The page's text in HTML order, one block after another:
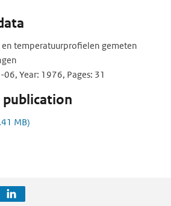
en temperatuurprofielen gemeten
Year: 1976, Pages: 31
MB)